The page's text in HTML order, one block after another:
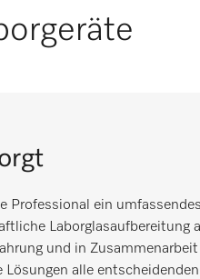
Professional ein
Laborglasaufbereitung
und in
Lösungen alle